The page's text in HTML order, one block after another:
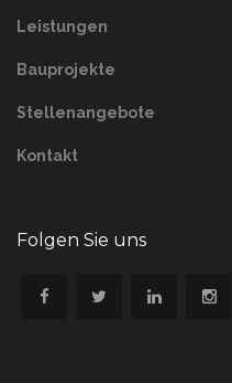
Leistungen
Bauprojekte
Stellenangebote
Kontakt
Folgen Sie uns